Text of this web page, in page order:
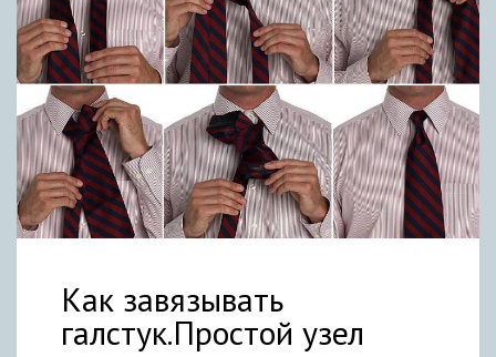
Как завязывать
галстук.Простой узел